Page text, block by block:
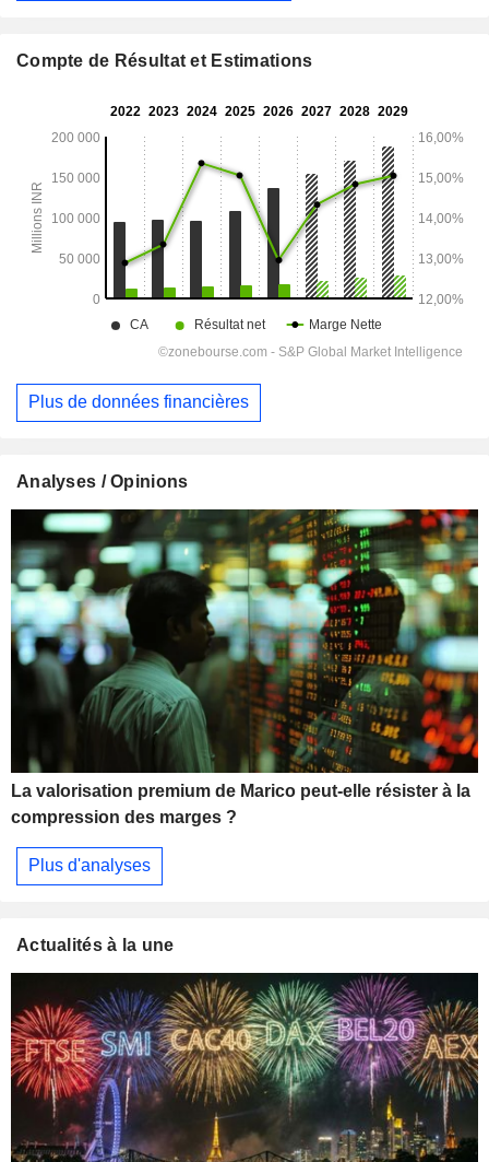
Compte de Résultat et Estimations
Plus de données financières
Analyses / Opinions
La valorisation premium de Marico peut-elle résister à la
compression des marges ?
Plus d'analyses
Actualités à la une